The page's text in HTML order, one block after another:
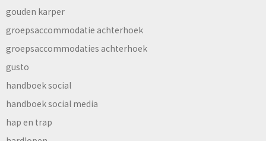
gouden karper
groepsaccommodatie achterhoek
groepsaccommodaties achterhoek
gusto
handboek social
handboek social media
hap en trap